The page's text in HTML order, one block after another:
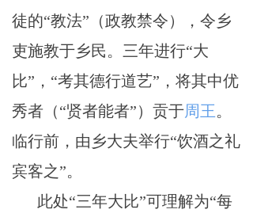
徒的“教法”（政教禁令），令乡
吏施教于乡民。三年进行“大
比”，“考其德行道艺”，将其中优
秀者（“贤者能者”）贡于周王。
临行前，由乡大夫举行“饮酒之礼
宾客之”。
此处“三年大比”可理解为“每